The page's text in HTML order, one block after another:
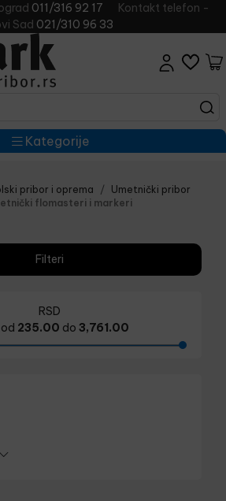
011/316 92 17
Kontakt telefon -
Sad 021/310 96 33
Kategorije
pribor i oprema
Umetnički pribor
flomasteri i markeri
Filteri
RSD
235.00 do 3,761.00